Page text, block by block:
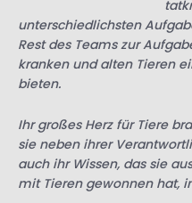
bieten.
Ihr großes Herz für Tiere
sie neben ihrer
mit Tieren gewonnen hat,